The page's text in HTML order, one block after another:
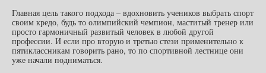
Главная цель такого подхода – вдохновить учеников выбрать спорт
своим кредо, будь то олимпийский чемпион, маститый тренер или
просто гармоничный развитый человек в любой другой
профессии. И если про вторую и третью стези применительно к
пятиклассникам говорить рано, то по спортивной лестнице они
уже начали подниматься.